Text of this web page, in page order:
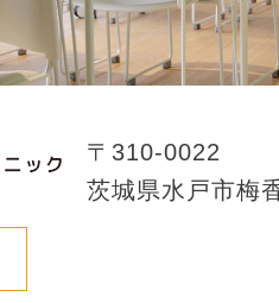
〒310-0022
茨城県水戸市梅